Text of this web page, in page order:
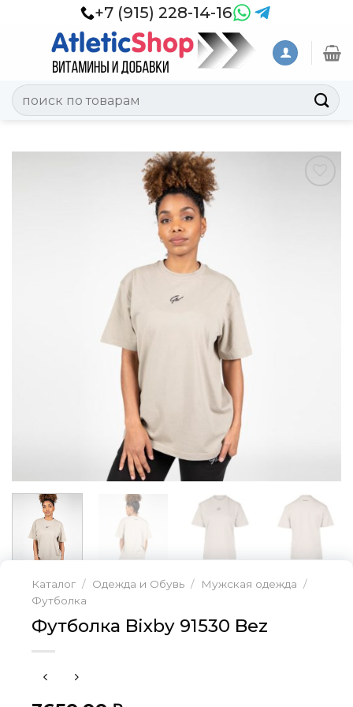
+7 (915) 228-14-16
Искать:
Каталог / Одежда и Обувь / Мужская одежда /
Футболка
Футболка Bixby 91530 Bez